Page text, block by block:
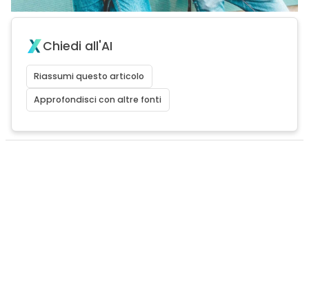
Chiedi all'AI
Riassumi questo articolo
Approfondisci con altre fonti